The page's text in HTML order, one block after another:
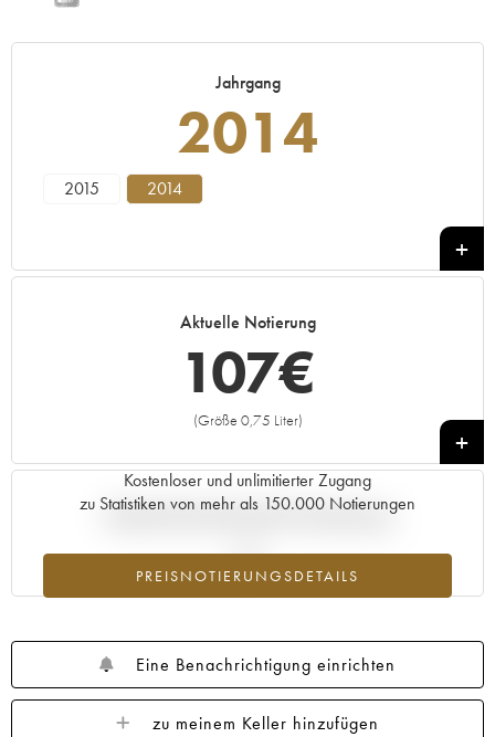
Jahrgang
2014
2015 2014
Aktuelle Notierung
107€
(Größe 0,75 Liter)
+
Kostenloser und unlimitierter Zugang
zu Statistiken von mehr als 150.000 Notierungen
PREISNOTIERUNGSDETAILS
Aktuelle Entwicklung der Preisnotierung
Eine Benachrichtigung einrichten
zu meinem Keller hinzufügen